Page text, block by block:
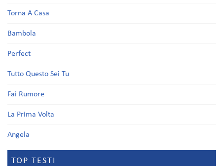
Torna A Casa
Bambola
Perfect
Tutto Questo Sei Tu
Fai Rumore
La Prima Volta
Angela
TOP TESTI